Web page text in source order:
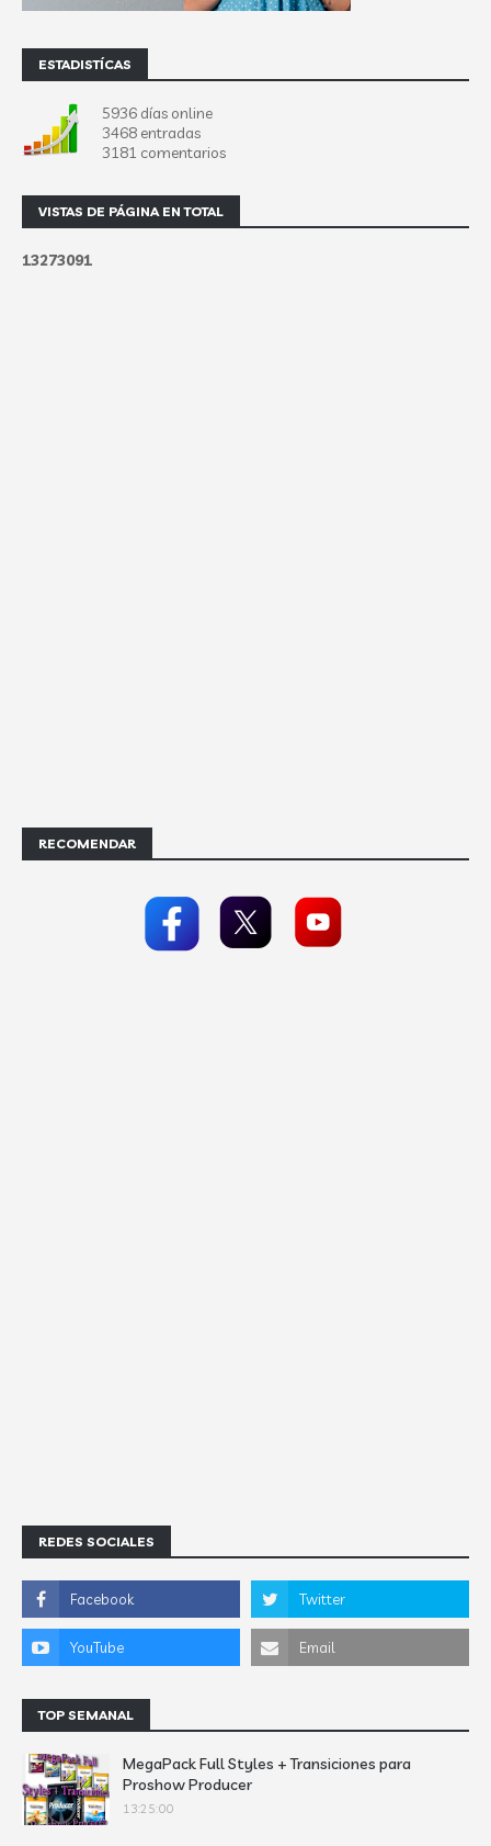
ESTADISTÍCAS
5936 días online
3468 entradas
3181 comentarios
VISTAS DE PÁGINA EN TOTAL
13273091
RECOMENDAR
REDES SOCIALES
TOP SEMANAL
MegaPack Full Styles + Transiciones para
Proshow Producer
13:25:00